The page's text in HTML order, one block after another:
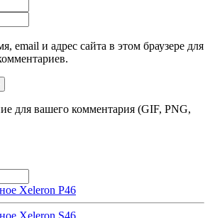
email и адрес сайта в этом браузере для
для вашего комментария (GIF, PNG,